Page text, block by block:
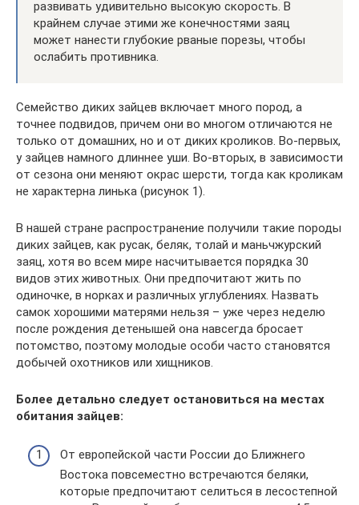
развивать удивительно высокую скорость. В
крайнем случае этими же конечностями заяц
может нанести глубокие рваные порезы, чтобы
ослабить противника.
Семейство диких зайцев включает много пород, а
точнее подвидов, причем они во многом отличаются не
только от домашних, но и от диких кроликов. Во-первых,
у зайцев намного длиннее уши. Во-вторых, в зависимости
от сезона они меняют окрас шерсти, тогда как кроликам
не характерна линька (рисунок 1).
В нашей стране распространение получили такие породы
диких зайцев, как русак, беляк, толай и маньчжурский
заяц, хотя во всем мире насчитывается порядка 30
видов этих животных. Они предпочитают жить по
одиночке, в норках и различных углублениях. Назвать
самок хорошими матерями нельзя – уже через неделю
после рождения детенышей она навсегда бросает
потомство, поэтому молодые особи часто становятся
добычей охотников или хищников.
Более детально следует остановиться на местах
обитания зайцев:
От европейской части России до Ближнего
Востока повсеместно встречаются беляки,
которые предпочитают селиться в лесостепной